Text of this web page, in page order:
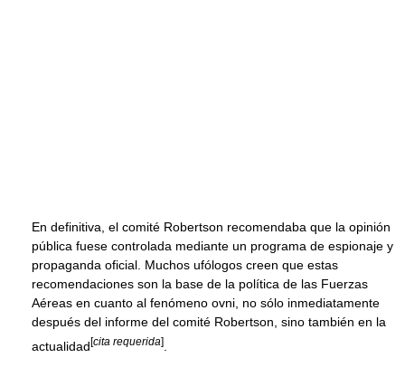
En definitiva, el comité Robertson recomendaba que la opinión
pública fuese controlada mediante un programa de espionaje y
propaganda oficial. Muchos ufólogos creen que estas
recomendaciones son la base de la política de las Fuerzas
Aéreas en cuanto al fenómeno ovni, no sólo inmediatamente
después del informe del comité Robertson, sino también en la
actualidad[cita requerida]